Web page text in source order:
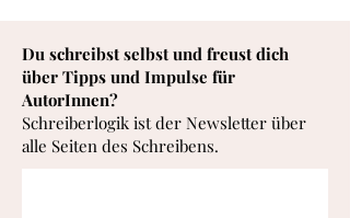
Du schreibst selbst und freust dich
über Tipps und Impulse für
AutorInnen?
Schreiberlogik ist der Newsletter über
alle Seiten des Schreibens.